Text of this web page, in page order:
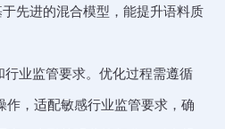
先进的混合模型，能提升语料质
行业监管要求。优化过程需遵循
，适配敏感行业监管要求，确